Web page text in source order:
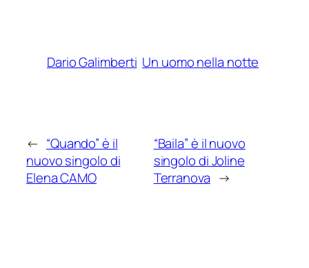
Dario Galimberti Un uomo nella notte
← “Quando” è il
nuovo singolo di
Elena CAMO
“Baila” è il nuovo
singolo di Joline
Terranova →